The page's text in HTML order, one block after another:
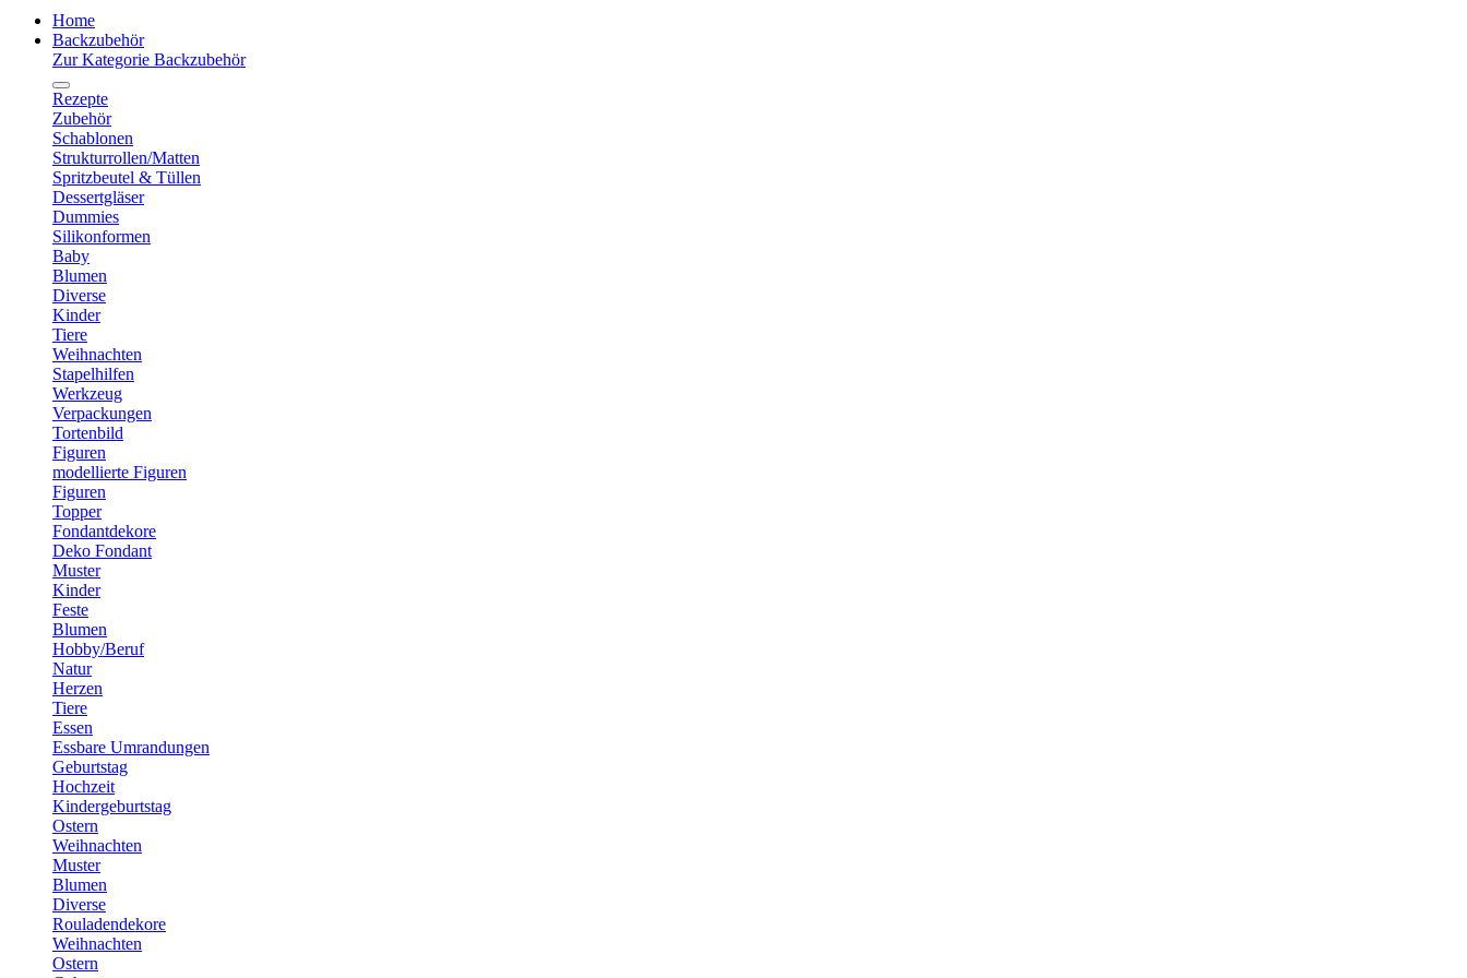
Home
Backzubehör
Zur Kategorie Backzubehör
Rezepte
Zubehör
Schablonen
Strukturrollen/Matten
Spritzbeutel & Tüllen
Dessertgläser
Dummies
Silikonformen
Baby
Blumen
Diverse
Kinder
Tiere
Weihnachten
Stapelhilfen
Werkzeug
Verpackungen
Tortenbild
Figuren
modellierte Figuren
Figuren
Topper
Fondantdekore
Deko Fondant
Muster
Kinder
Feste
Blumen
Hobby/Beruf
Natur
Herzen
Tiere
Essen
Essbare Umrandungen
Geburtstag
Hochzeit
Kindergeburtstag
Ostern
Weihnachten
Muster
Blumen
Diverse
Rouladendekore
Weihnachten
Ostern